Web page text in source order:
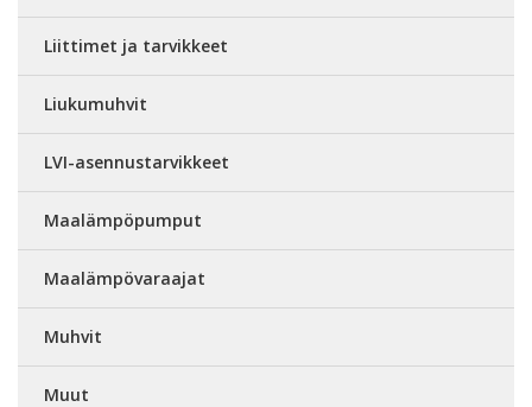
Liittimet ja tarvikkeet
Liukumuhvit
LVI-asennustarvikkeet
Maalämpöpumput
Maalämpövaraajat
Muhvit
Muut